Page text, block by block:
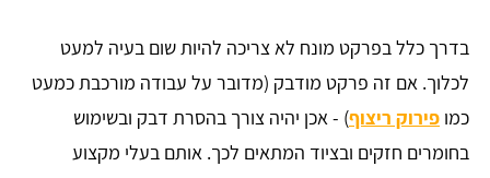
בדרך כלל בפרקט מונח לא צריכה להיות שום בעיה למעט
לכלוך. אם זה פרקט מודבק (מדובר על עבודה מורכבת כמעט
כמו פירוק ריצוף) - אכן יהיה צורך בהסרת דבק ובשימוש
בחומרים חזקים ובציוד המתאים לכך. אותם בעלי מקצוע